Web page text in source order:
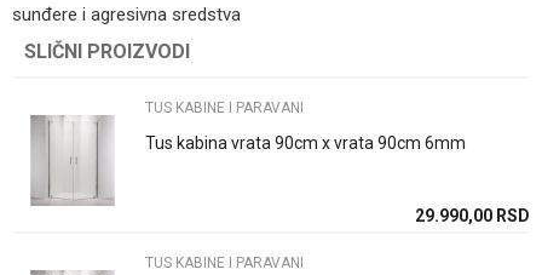
sunđere i agresivna sredstva
Ime/Nadimak
SLIČNI PROIZVODI
TUS KABINE I PARAVANI
Tus kabina vrata 90cm x vrata 90cm 6mm
29.990,00 RSD
TUS KABINE I PARAVANI